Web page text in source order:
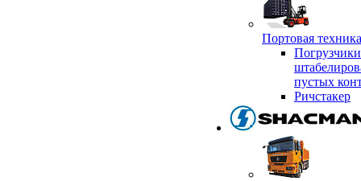
Портовая
пустых
Ричстакер